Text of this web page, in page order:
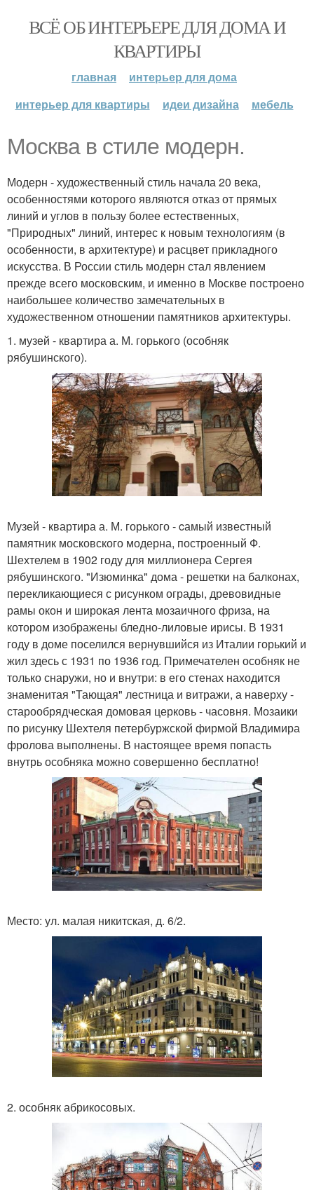
ВСЁ ОБ ИНТЕРЬЕРЕ ДЛЯ ДОМА И
КВАРТИРЫ
главная
интерьер для дома
интерьер для квартиры
идеи дизайна мебель
Москва в стиле модерн.
Модерн - художественный стиль начала 20 века,
особенностями которого являются отказ от прямых
линий и углов в пользу более естественных,
"Природных" линий, интерес к новым технологиям (в
особенности, в архитектуре) и расцвет прикладного
искусства. В России стиль модерн стал явлением
прежде всего московским, и именно в Москве построено
наибольшее количество замечательных в
художественном отношении памятников архитектуры.
1. музей - квартира а. М. горького (особняк
рябушинского).
Музей - квартира а. М. горького - cамый известный
памятник московского модерна, построенный Ф.
Шехтелем в 1902 году для миллионера Сергея
рябушинского. "Изюминка" дома - решетки на балконах,
перекликающиеся с рисунком ограды, древовидные
рамы окон и широкая лента мозаичного фриза, на
котором изображены бледно-лиловые ирисы. В 1931
году в доме поселился вернувшийся из Италии горький и
жил здесь с 1931 по 1936 год. Примечателен особняк не
только снаружи, но и внутри: в его стенах находится
знаменитая "Тающая" лестница и витражи, а наверху -
старообрядческая домовая церковь - часовня. Мозаики
по рисунку Шехтеля петербуржской фирмой Владимира
фролова выполнены. В настоящее время попасть
внутрь особняка можно совершенно бесплатно!
Место: ул. малая никитская, д. 6/2.
2. особняк абрикосовых.